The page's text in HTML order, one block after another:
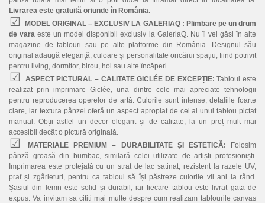
Livrarea este gratuită oriunde în România.
MODEL ORIGINAL – EXCLUSIV LA GALERIAQ : Plimbare pe un drum
de vara este un model disponibil exclusiv la GaleriaQ. Nu îl vei găsi în alte
magazine de tablouri sau pe alte platforme din România. Designul său
original adaugă eleganță, culoare și personalitate oricărui spațiu, fiind potrivit
pentru living, dormitor, birou, hol sau alte încăperi.
ASPECT PICTURAL – CALITATE GICLÉE DE EXCEPȚIE: Tabloul este
realizat prin imprimare Giclée, una dintre cele mai apreciate tehnologii
pentru reproducerea operelor de artă. Culorile sunt intense, detaliile foarte
clare, iar textura pânzei oferă un aspect apropiat de cel al unui tablou pictat
manual. Obții astfel un decor elegant și de calitate, la un preț mult mai
accesibil decât o pictură originală.
MATERIALE PREMIUM – DURABILITATE ȘI ESTETICĂ: Folosim
pânză groasă din bumbac, similară celei utilizate de artiști profesioniști.
Imprimarea este protejată cu un strat de lac satinat, rezistent la razele UV,
praf și zgârieturi, pentru ca tabloul să își păstreze culorile vii ani la rând.
Șasiul din lemn este solid și durabil, iar fiecare tablou este livrat gata de
expus. Va invitam sa cititi mai multe despre cum realizam tablourile canvas